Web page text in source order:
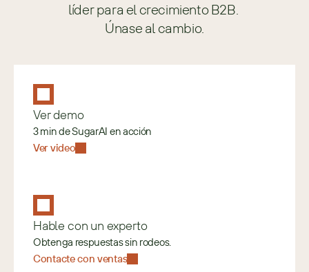
líder para el crecimiento B2B.
Únase al cambio.
Ver demo
3 min de SugarAI en acción
Ver video
Hable con un experto
Obtenga respuestas sin rodeos.
Contacte con ventas